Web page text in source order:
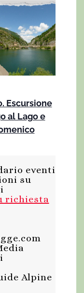
a
v
i
g
a
z
i
o
e
Escursione
al Lago e
eventi
su
richiesta
Alpine